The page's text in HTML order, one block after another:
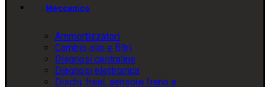
Meccanico
Ammortizzatori
Cambio olio e filtri
Diagnosi centraline
Diagnosi elettronica
Dischi, freni, sensore freno e